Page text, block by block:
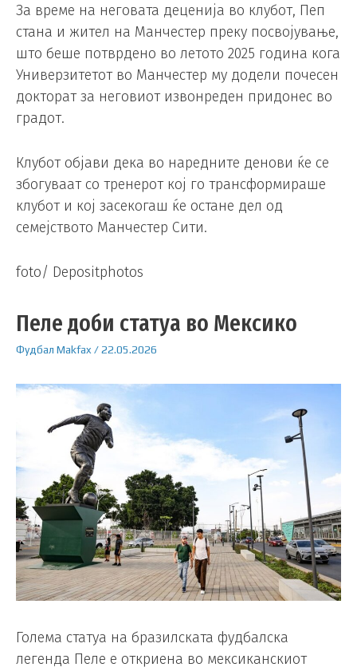
За време на неговата деценија во клубот, Пеп
стана и жител на Манчестер преку посвојување,
што беше потврдено во летото 2025 година кога
Универзитетот во Манчестер му додели почесен
докторат за неговиот извонреден придонес во
градот.
Клубот објави дека во наредните денови ќе се
збогуваат со тренерот кој го трансформираше
клубот и кој засекогаш ќе остане дел од
семејството Манчестер Сити.
foto/ Depositphotos
Пеле доби статуа во Мексико
Фудбал Makfax/22.05.2026
Голема статуа на бразилската фудбалска
легенда Пеле е откриена во мексиканскиот